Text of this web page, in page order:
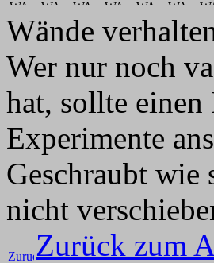
Wände
Wer nur noch
hat, sollte
Experimente
Geschraubt wie
nicht
Zurück zum